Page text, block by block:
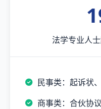
法学专业人
民事类：起诉状
商事类：合伙协